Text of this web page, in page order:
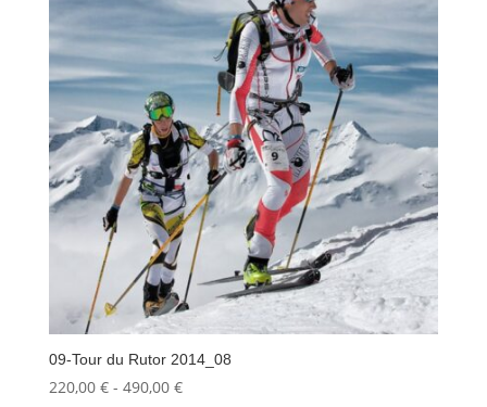
a
490,00 €
09-Tour du Rutor 2014_08
220,00 € - 490,00 €Fascia